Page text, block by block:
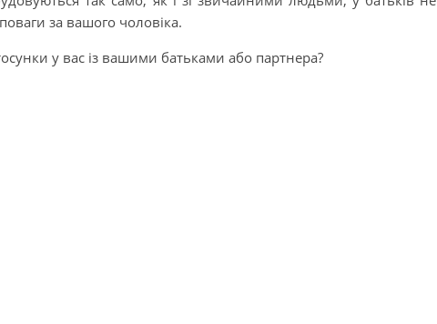
за вашого чоловіка.
у вас із вашими батьками або партнера?